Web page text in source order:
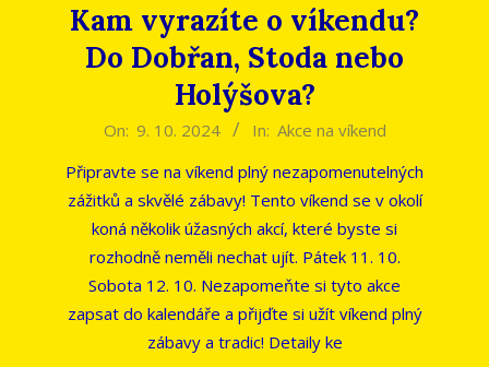
Kam vyrazíte o víkendu?
Do Dobřan, Stoda nebo
Holýšova?
2024-
09
On: 9. 10. 2024 In: Akce na víkend
Připravte se na víkend plný nezapomenutelných
zážitků a skvělé zábavy! Tento víkend se v okolí
koná několik úžasných akcí, které byste si
rozhodně neměli nechat ujít. Pátek 11. 10.
Sobota 12. 10. Nezapomeňte si tyto akce
zapsat do kalendáře a přijďte si užít víkend plný
zábavy a tradic! Detaily ke